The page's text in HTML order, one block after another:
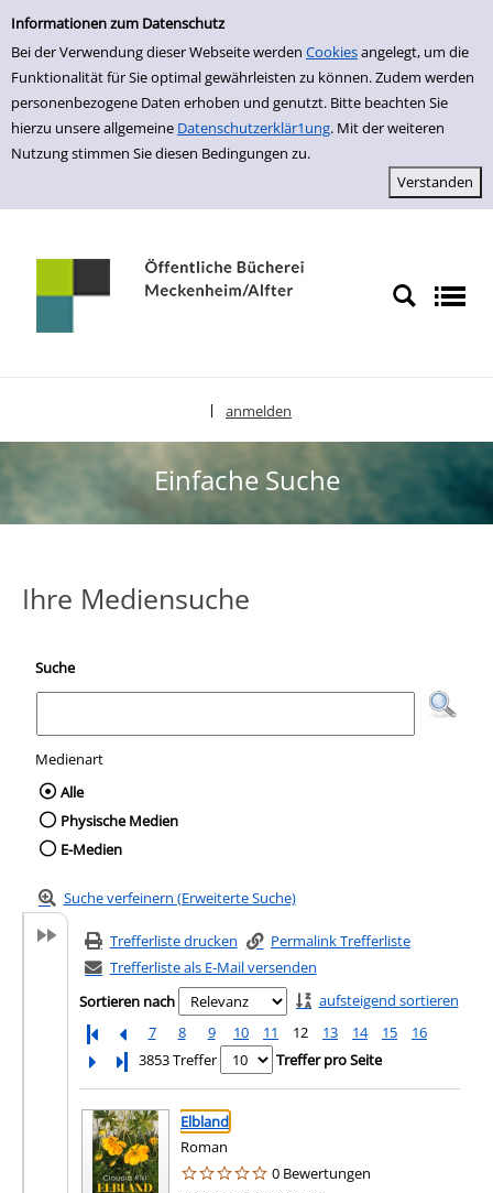
Einfache Suche
Informationen zum Datenschutz
Bei der Verwendung dieser Webseite werden Cookiesangelegt, um die
Funktionalität für Sie optimal gewährleisten zu können. Zudem werden
personenbezogene Daten erhoben und genutzt. Bitte beachten Sie
hierzu unsere allgemeine Datenschutzerklär1ung. Mit der weiteren
Nutzung stimmen Sie diesen Bedingungen zu.
zur Navigation springen
zum Inhalt springen
Zu den Suchfiltern springen
Zur Trefferliste springen
anmelden
Einfache Suche
Ihre Mediensuche
Suche
Medienart
Wählen Sie die Medienart nach der Sie
Alle
Physische Medien
E-Medien
Suche verfeinern (Erweiterte Suche)
Trefferliste drucken
Permalink Trefferliste
Trefferliste als E-Mail versenden
Sortieren nach
aufsteigend sortieren
7
8 9 10 11 12 13 14 15
16
Letzte Seite
3853 Treffer Treffer pro Seite
Suchergebnis
Zu den Suchfiltern springen
Elbland
Roman
0 Bewertungen